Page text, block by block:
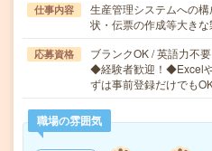
仕事内容
生産管理システムへの
状・伝票の作成等大き
応募資格
ブランクOK / 英語力不要
◆経験者歓迎！◆Excel
ずは事前登録だけでも
職場の雰囲気